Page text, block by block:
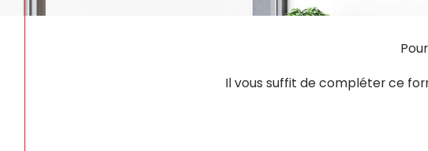
Il vous suffit de compléter ce